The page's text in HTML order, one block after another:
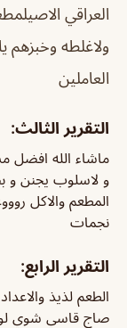
العراقي الاصيل
ولاغلطه وخبزهم
العاملين
التقرير الثالث:
ماشاء الله افضل
و لاسلوب يجنن و
المطعم والاكل
نجمات
التقرير الرابع:
الطعم لذيذ
صاج قاسي شوي لو